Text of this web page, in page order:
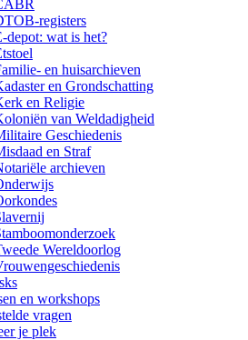
registers
depot: wat is het?
en huisarchieven
en Grondschatting
en Religie
van Weldadigheid
Geschiedenis
en Straf
archieven
Wereldoorlog
en workshops
vragen
je plek